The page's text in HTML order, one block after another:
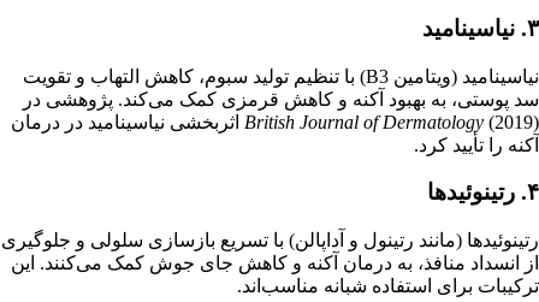
۳. نیاسینامید
نیاسینامید (ویتامین B3) با تنظیم تولید سبوم، کاهش التهاب و تقویت
سد پوستی، به بهبود آکنه و کاهش قرمزی کمک می‌کند. پژوهشی در
British Journal of Dermatology (2019) اثربخشی نیاسینامید در درمان
آکنه را تأیید کرد.
۴. رتینوئیدها
رتینوئیدها (مانند رتینول و آداپالن) با تسریع بازسازی سلولی و جلوگیری
از انسداد منافذ، به درمان آکنه و کاهش جای جوش کمک می‌کنند. این
ترکیبات برای استفاده شبانه مناسب‌اند.